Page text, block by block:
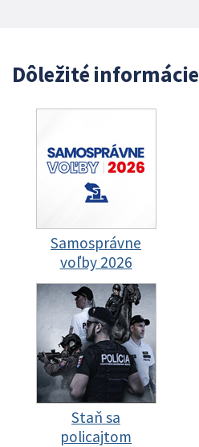
Dôležité informácie
Samosprávne
voľby 2026
Staň sa
policajtom